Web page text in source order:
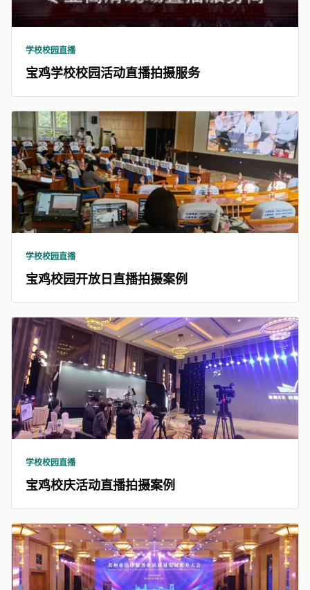
学校校园直播
宝鸡学校校园活动直播拍摄服务
学校校园直播
宝鸡校园开放日直播拍摄案例
学校校园直播
宝鸡校庆活动直播拍摄案例